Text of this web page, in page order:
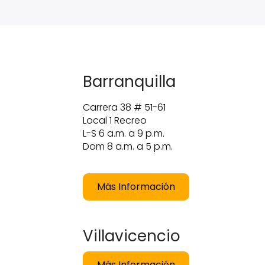
Barranquilla
Carrera 38 # 51-61
Local 1 Recreo
L-S 6 a.m. a 9 p.m.
Dom 8 a.m. a 5 p.m.
Más Información
Villavicencio